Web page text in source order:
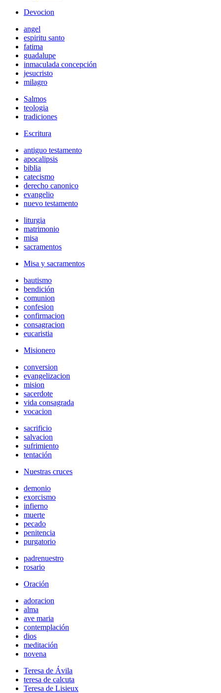
Devocion
angel
espiritu santo
fatima
guadalupe
inmaculada concepción
jesucristo
milagro
Salmos
teologia
tradiciones
Escritura
antiguo testamento
apocalipsis
biblia
catecismo
derecho canonico
evangelio
nuevo testamento
liturgia
matrimonio
misa
sacramentos
Misa y sacramentos
bautismo
bendición
comunion
confesion
confirmacion
consagracion
eucaristia
Misionero
conversion
evangelizacion
mision
sacerdote
vida consagrada
vocacion
sacrificio
salvacion
sufrimiento
tentación
Nuestras cruces
demonio
exorcismo
infierno
muerte
pecado
penitencia
purgatorio
padrenuestro
rosario
Oración
adoracion
alma
ave maria
contemplación
dios
meditación
novena
Teresa de Ávila
teresa de calcuta
Teresa de Lisieux